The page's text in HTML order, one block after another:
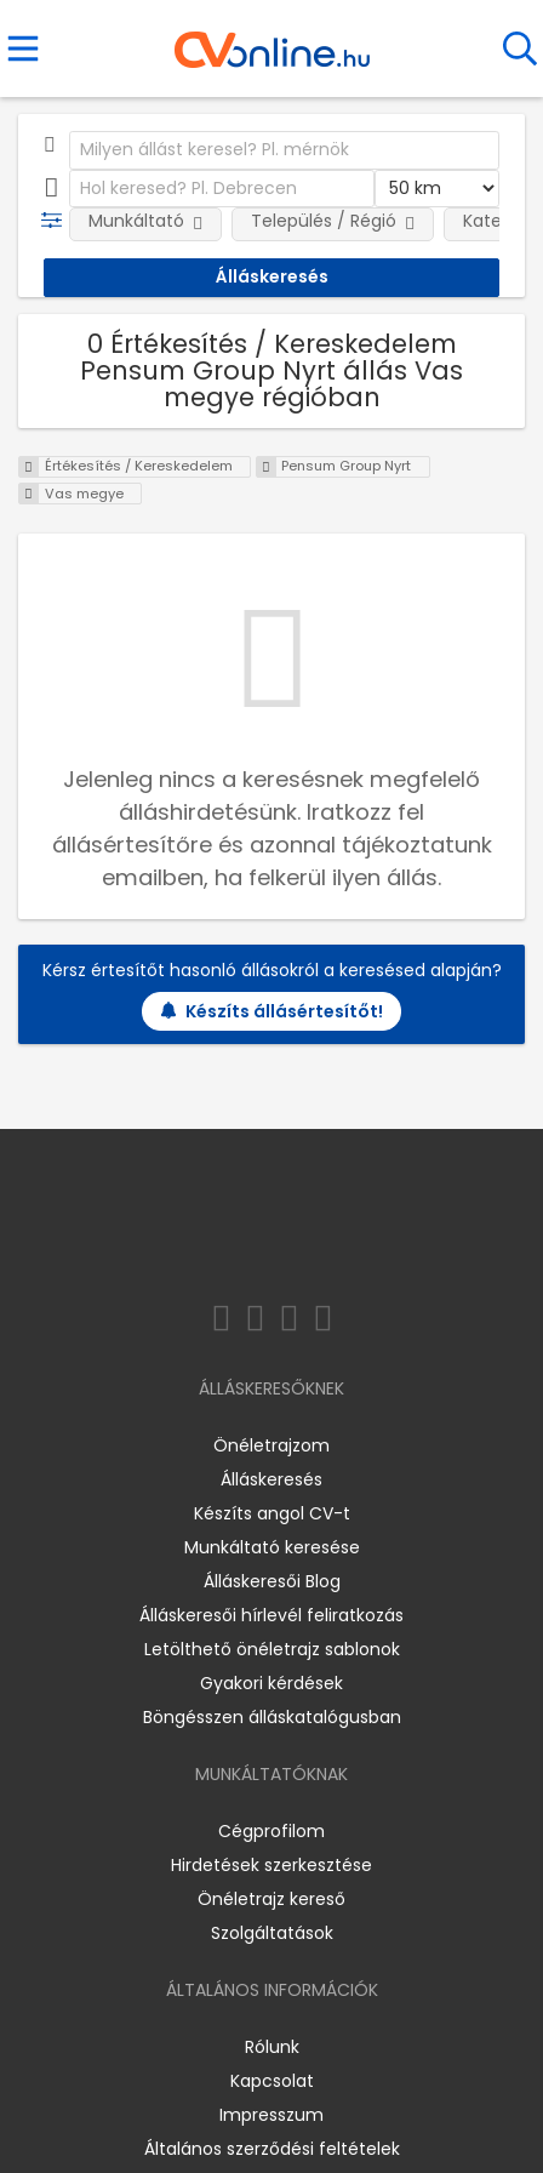
Munkáltató Település / Régió
0 Értékesítés / Kereskedelem
Pensum Group Nyrt állás Vas
megye régióban
Értékesítés / Kereskedelem
Pensum Group Nyrt
Vas megye
Jelenleg nincs a keresésnek megfelelő
álláshirdetésünk. Iratkozz fel
állásértesítőre és azonnal tájékoztatunk
emailben, ha felkerül ilyen állás.
Kérsz értesítőt hasonló állásokról a keresésed alapján?
Készíts állásértesítőt!
ÁLLÁSKERESŐKNEK
Önéletrajzom
Álláskeresés
Készíts angol CV-t
Munkáltató keresése
Álláskeresői Blog
Álláskeresői hírlevél feliratkozás
Letölthető önéletrajz sablonok
Gyakori kérdések
Böngésszen álláskatalógusban
MUNKÁLTATÓKNAK
Cégprofilom
Hirdetések szerkesztése
Önéletrajz kereső
Szolgáltatások
ÁLTALÁNOS INFORMÁCIÓK
Rólunk
Kapcsolat
Impresszum
Általános szerződési feltételek